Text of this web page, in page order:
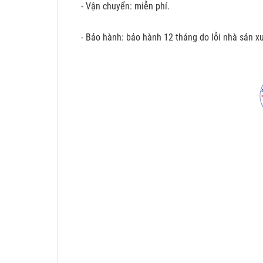
- Vận chuyển: miễn phí.
- Bảo hành: bảo hành 12 tháng do lỗi nhà sản